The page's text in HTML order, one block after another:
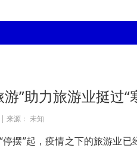
”助力旅游业挺过“
| 来源： 未知
摆”起，疫情之下的旅游业